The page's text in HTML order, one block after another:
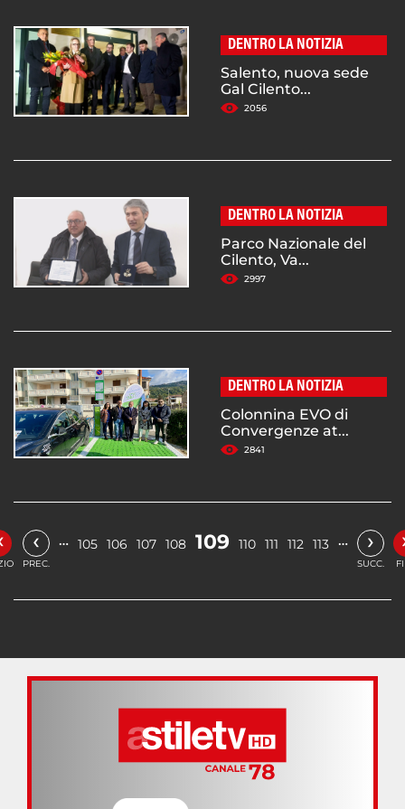
DENTRO LA NOTIZIA
Salento, nuova sede
Gal Cilento...
2056
DENTRO LA NOTIZIA
Parco Nazionale del
Cilento, Va...
2997
DENTRO LA NOTIZIA
Colonnina EVO di
Convergenze at...
2841
‹
PREC.
… 105 106 107 108 109 110 111 112 113 … ›
SUCC.